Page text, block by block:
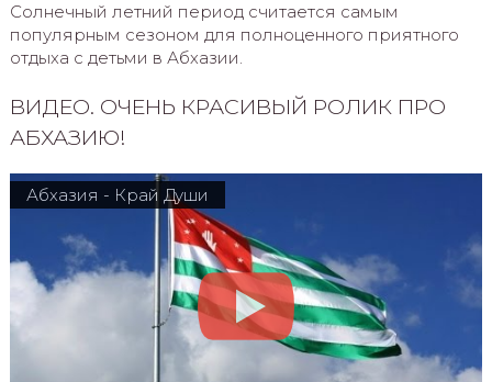
Солнечный летний период считается самым
популярным сезоном для полноценного приятного
отдыха с детьми в Абхазии.
ВИДЕО. ОЧЕНЬ КРАСИВЫЙ РОЛИК ПРО
АБХАЗИЮ!
Абхазия - Край Души